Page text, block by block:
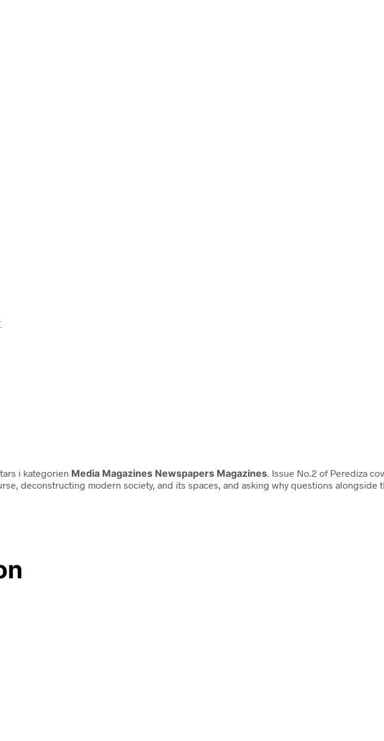
i kategorien Media Magazines Newspapers Magazines . Issue No.2 of Perediza
deconstructing modern society, and its spaces, and asking why questions alongside